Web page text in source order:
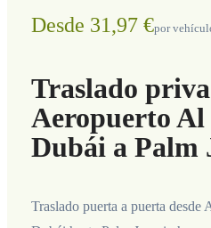
Desde 31,97 €por
Traslado
Aeropuerto
Dubái a Palm
Traslado puerta a puerta